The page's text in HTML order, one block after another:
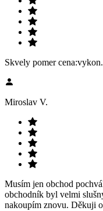
Skvely pomer cena:vykon.
Miroslav V.
Musím jen obchod
obchodník byl velmi
nakoupím znovu. Děkuji